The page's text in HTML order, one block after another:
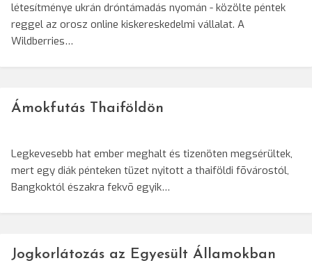
létesítménye ukrán dróntámadás nyomán - közölte péntek
reggel az orosz online kiskereskedelmi vállalat. A
Wildberries…
Ámokfutás Thaiföldön
Legkevesebb hat ember meghalt és tizenöten megsérültek,
mert egy diák pénteken tüzet nyitott a thaiföldi fõvárostól,
Bangkoktól északra fekvõ egyik…
Jogkorlátozás az Egyesült Államokban